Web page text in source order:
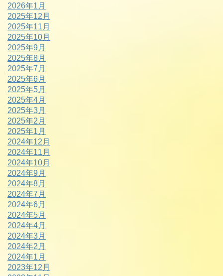
2026年1月
2025年12月
2025年11月
2025年10月
2025年9月
2025年8月
2025年7月
2025年6月
2025年5月
2025年4月
2025年3月
2025年2月
2025年1月
2024年12月
2024年11月
2024年10月
2024年9月
2024年8月
2024年7月
2024年6月
2024年5月
2024年4月
2024年3月
2024年2月
2024年1月
2023年12月